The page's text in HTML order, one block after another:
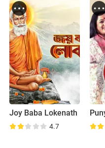
Joy Baba Lokenath
4.7